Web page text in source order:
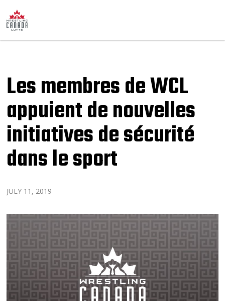
Les membres de WCL
appuient de nouvelles
initiatives de sécurité
dans le sport
JULY 11, 2019